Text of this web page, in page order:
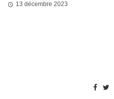
13 décembre 2023